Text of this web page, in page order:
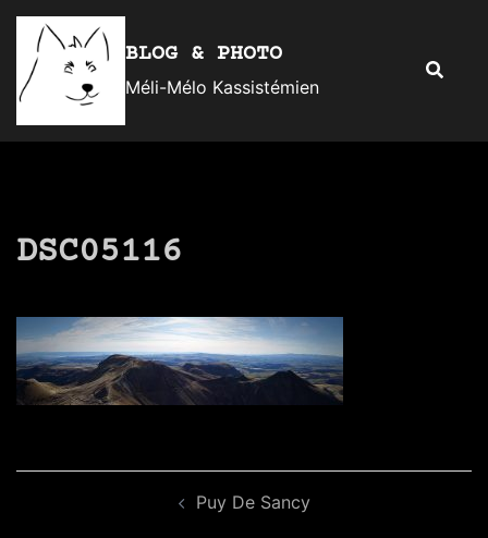
Aller
contenu
BLOG & PHOTO
Méli-Mélo Kassistémien
DSC05116
Puy De Sancy